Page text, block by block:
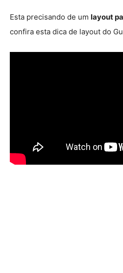
Esta precisando de um layout
confira esta dica de layout do